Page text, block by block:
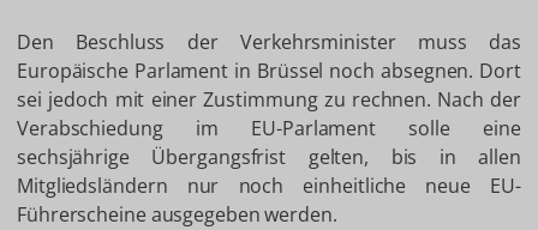
Den Beschluss der Verkehrsminister muss das
Europäische Parlament in Brüssel noch absegnen. Dort
sei jedoch mit einer Zustimmung zu rechnen. Nach der
Verabschiedung im EU-Parlament solle eine
sechsjährige Übergangsfrist gelten, bis in allen
Mitgliedsländern nur noch einheitliche neue EU-
Führerscheine ausgegeben werden.